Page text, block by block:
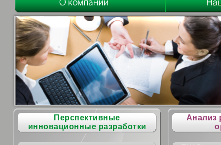
Перспективные
инновационные разработки
Анализ